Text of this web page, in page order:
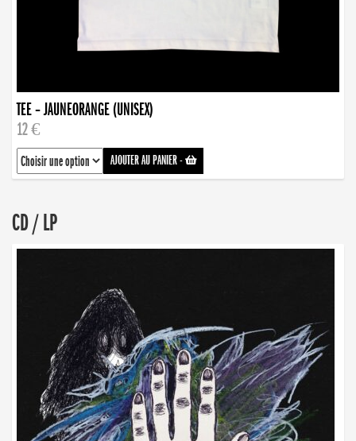
TEE – JAUNEORANGE (UNISEX)
12 €
AJOUTER AU PANIER-
CD / LP